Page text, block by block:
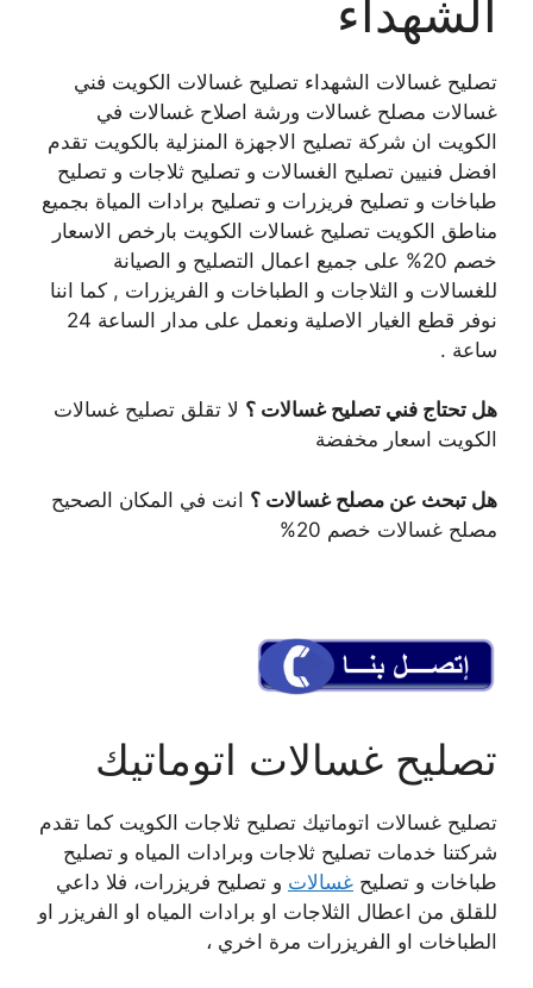
الشهداء
تصليح غسالات الشهداء تصليح غسالات الكويت فني
غسالات مصلح غسالات ورشة اصلاح غسالات في
الكويت ان شركة تصليح الاجهزة المنزلية بالكويت تقدم
افضل فنيين تصليح الغسالات و تصليح ثلاجات و تصليح
طباخات و تصليح فريزرات و تصليح برادات المياة بجميع
مناطق الكويت تصليح غسالات الكويت بارخص الاسعار
خصم 20% على جميع اعمال التصليح و الصيانة
للغسالات و الثلاجات و الطباخات و الفريزرات , كما اننا
نوفر قطع الغيار الاصلية ونعمل على مدار الساعة 24
ساعة .
هل تحتاج فني تصليح غسالات ؟ لا تقلق تصليح غسالات
الكويت اسعار مخفضة
هل تبحث عن مصلح غسالات ؟ انت في المكان الصحيح
مصلح غسالات خصم 20%
تصليح غسالات اتوماتيك
تصليح غسالات اتوماتيك تصليح ثلاجات الكويت كما تقدم
شركتنا خدمات تصليح ثلاجات وبرادات المياه و تصليح
طباخات و تصليح غسالات و تصليح فريزرات، فلا داعي
للقلق من اعطال الثلاجات او برادات المياه او الفريزر او
الطباخات او الفريزرات مرة اخري ،